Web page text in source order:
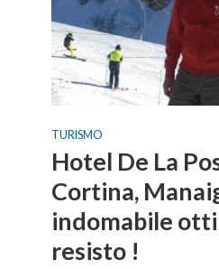
TURISMO
Hotel De La
Cortina,
indomabile
resisto !